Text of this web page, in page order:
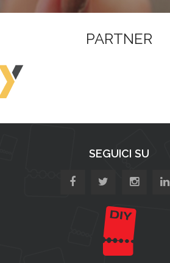
PARTNER
SEGUICI SU